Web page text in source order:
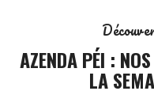
AZENDA PÉI :
LA